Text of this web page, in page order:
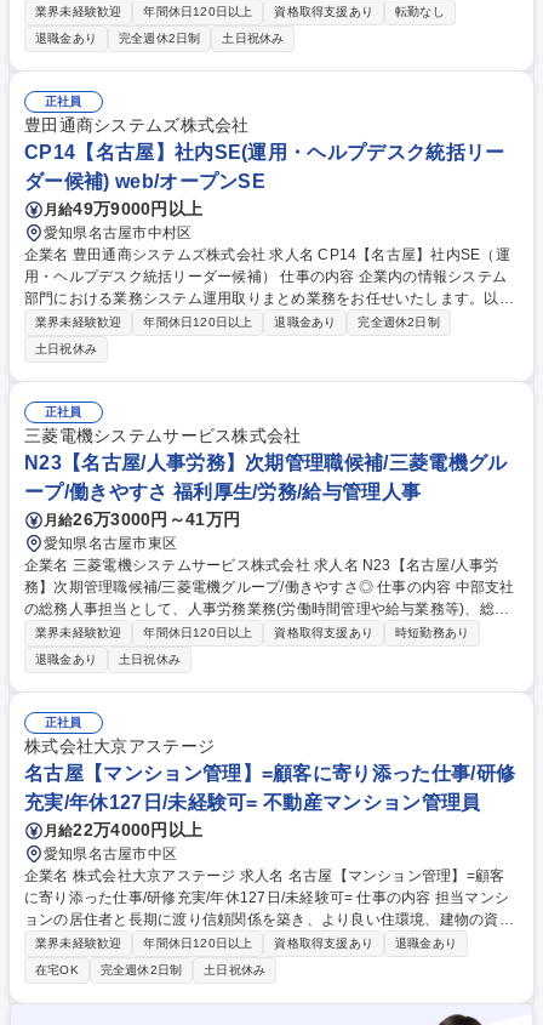
審査日程の決定：審査をする企業と審査日決定後、連絡や必要資料の確
認、宿泊先・移動手段の手配等事前準備を始めます。 2．審査計画の策
定・調整：審査当日の審査スケジュールを作成して企業と調整し、審査計
画を決定します。また、審査前日までに、審査チーム内の打ち合わせを行
います。3．審査：審査計画に沿って、審査を実施し、審査報告書を作成
します。内容を受審企業に説明し、責任者からサインをいただきます。
4．審査終了後：審査実施後の業務処理を行います。 【変更の範囲：当機
構における各種業務全般】 募集職種 【名古屋】ISO 13485（医療機器・
体外診断用医薬品業界向け）審査員
業界未経験歓迎 年間休日120日以上 資格取得支援あり
転勤なし
退職金あり
完全週休2日制 土日祝休み
正社員
豊田通商システムズ株式会社
CP14【名古屋】社内SE(運用・ヘルプデスク統括リー
ダー候補) web/オープンSE
月給49万9000円以上
愛知県名古屋市中村区
企業名 豊田通商システムズ株式会社 求人名 CP14【名古屋】社内SE（運
用・ヘルプデスク統括リーダー候補） 仕事の内容 企業内の情報システム
部門における業務システム運用取りまとめ業務をお任せいたします。以
下、業務担当の取りまとめリーダーとして、担いつつ、必要に応じてフォ
ロー対応として、作業を実施することもあり ■社内システムの問合せ対
応、定型業務■社内PC関連の問合せ対応、定型業務。また、定常業務以外
では、社内システムのリプレース対応や、既存業務システムの維持、改
善、企画、構築、運用設計を一部担当することもあり。■チームリーダー
としてチームメンバーの管理および企画、運用を推進■国内外のグループ
会社におけるセキュリティ方針の策定と実施、および業務システムと各事
業部システムのセキュリティ統制を含む運用設計 募集職種 CP14【名古
屋】社内SE（運用・ヘルプデスク統括リーダー候補）
業界未経験歓迎 年間休日120日以上 退職金あり
完全週休2日制
土日祝休み
正社員
三菱電機システムサービス株式会社
N23【名古屋/人事労務】次期管理職候補/三菱電機グル
ープ/働きやすさ 福利厚生/労務/給与管理人事
月給26万3000円～41万円
愛知県名古屋市東区
企業名 三菱電機システムサービス株式会社 求人名 N23【名古屋/人事労
務】次期管理職候補/三菱電機グループ/働きやすさ◎ 仕事の内容 中部支社
の総務人事担当として、人事労務業務(労働時間管理や給与業務等)、総務
業務(備品管理、社内行事運営、衛生管理等)を幅広くお任せします。現場
研修を通じて事業理解を深めて頂きます。 【詳細】■労務:労働時間管理、
入退社手続き、従業員からの相談対応 ■総務:社宅手配、行政手続き、社屋
営繕・備品管理 ■人事:人事考課や昇格試験対応、採用、派遣社員管理 ■福
利厚生:社内行事企画、労働保険更新 ■安全衛生:法安委員会事務局、車両
管理など 【働き方】産休・育休復帰率ほぼ100％、残業月20時間以内と働
きやすさ抜群です。部門外への移動は想定しておらず長期キャリア形成が
可能な環境です。 募集職種 N23【名古屋/人事労務】次期管理職候補/三菱
電機グループ/働きやすさ◎
業界未経験歓迎 年間休日120日以上 資格取得支援あり
時短勤務あり
退職金あり
土日祝休み
正社員
株式会社大京アステージ
名古屋【マンション管理】=顧客に寄り添った仕事/研修
充実/年休127日/未経験可= 不動産マンション管理員
月給22万4000円以上
愛知県名古屋市中区
企業名 株式会社大京アステージ 求人名 名古屋【マンション管理】=顧客
に寄り添った仕事/研修充実/年休127日/未経験可= 仕事の内容 担当マンシ
ョンの居住者と長期に渡り信頼関係を築き、より良い住環境、建物の資産
価値向上、居住者のコミュニティ形成を担う業務。 ■マンション巡回：管
理員との面談を通して居住者のニーズ等を把握 ■理事会/総会運営：予算/
決算案の提案、マンション運営ルール、運営資金計画等の支援 ■居住者の
方々の交流企画の提案/サポート ■修繕工事：提案/スケジュール管理 《内
業界未経験歓迎 年間休日120日以上 資格取得支援あり
退職金あり
在宅OK
完全週休2日制 土日祝休み